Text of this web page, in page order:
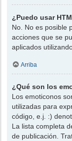
¿Puedo usar
No. No es posible
acciones que se
aplicados
Arriba
¿Qué son los
Los emoticonos
utilizadas para
código, e.j. :)
La lista completa
de publicación.